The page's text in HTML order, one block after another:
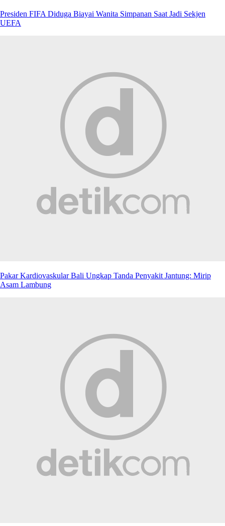
Presiden FIFA Diduga Biayai Wanita Simpanan Saat Jadi Sekjen
UEFA
Pakar Kardiovaskular Bali Ungkap Tanda Penyakit Jantung: Mirip
Asam Lambung